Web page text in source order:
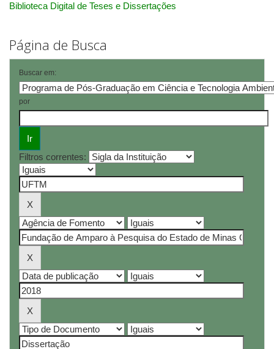
Biblioteca Digital de Teses e Dissertações
Página de Busca
Buscar em:
por
Filtros correntes: